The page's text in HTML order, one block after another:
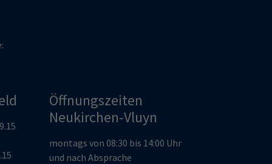
Öffnungszeiten
Neukirchen-Vluyn
montags von 08:30 bis 14:00 Uhr
und nach Absprache